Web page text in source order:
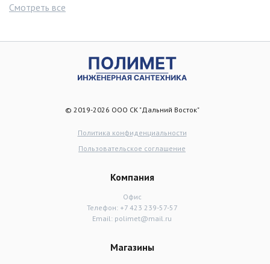
Смотреть все
© 2019-2026 ООО СК "Дальний Восток"
Политика конфиденциальности
Пользовательское соглашение
Компания
Офис
Телефон: +7 423 239-57-57
Email: polimet@mail.ru
Магазины